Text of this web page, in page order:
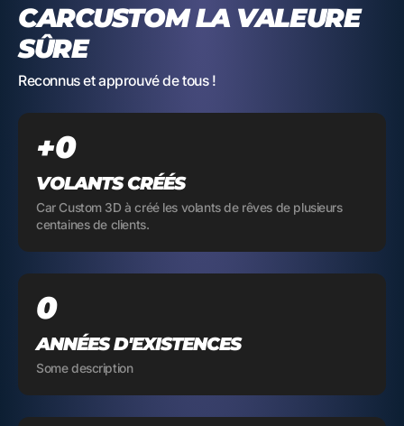
CARCUSTOM LA VALEURE
SÛRE
Reconnus et approuvé de tous !
+0
VOLANTS CRÉÉS
Car Custom 3D à créé les volants de rêves de plusieurs
centaines de clients.
0
ANNÉES D'EXISTENCES
Some description